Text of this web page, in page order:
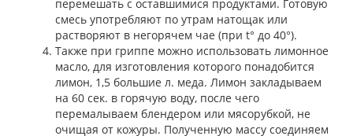
перемешать с оставшимися продуктами. Готовую
смесь употребляют по утрам натощак или
растворяют в негорячем чае (при t° до 40°).
Также при гриппе можно использовать лимонное
масло, для изготовления которого понадобится
лимон, 1,5 большие л. меда. Лимон закладываем
на 60 сек. в горячую воду, после чего
перемалываем блендером или мясорубкой, не
очищая от кожуры. Полученную массу соединяем